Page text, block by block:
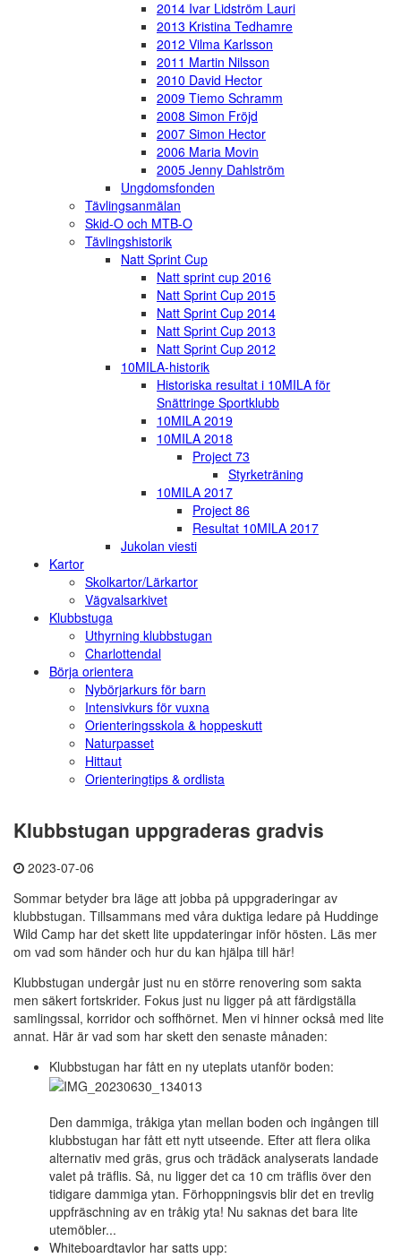
2014 Ivar Lidström Lauri
2013 Kristina Tedhamre
2012 Vilma Karlsson
2011 Martin Nilsson
2010 David Hector
2009 Tiemo Schramm
2008 Simon Fröjd
2007 Simon Hector
2006 Maria Movin
2005 Jenny Dahlström
Ungdomsfonden
Tävlingsanmälan
Skid-O och MTB-O
Tävlingshistorik
Natt Sprint Cup
Natt sprint cup 2016
Natt Sprint Cup 2015
Natt Sprint Cup 2014
Natt Sprint Cup 2013
Natt Sprint Cup 2012
10MILA-historik
Historiska resultat i 10MILA för
Snättringe Sportklubb
10MILA 2019
10MILA 2018
Project 73
Styrketräning
10MILA 2017
Project 86
Resultat 10MILA 2017
Jukolan viesti
Kartor
Skolkartor/Lärkartor
Vägvalsarkivet
Klubbstuga
Uthyrning klubbstugan
Charlottendal
Börja orientera
Nybörjarkurs för barn
Intensivkurs för vuxna
Orienteringsskola & hoppeskutt
Naturpasset
Hittaut
Orienteringtips & ordlista
Klubbstugan uppgraderas gradvis
2023-07-06
Sommar betyder bra läge att jobba på uppgraderingar av
klubbstugan. Tillsammans med våra duktiga ledare på Huddinge
Wild Camp har det skett lite uppdateringar inför hösten. Läs mer
om vad som händer och hur du kan hjälpa till här!
Klubbstugan undergår just nu en större renovering som sakta
men säkert fortskrider. Fokus just nu ligger på att färdigställa
samlingssal, korridor och soffhörnet. Men vi hinner också med lite
annat. Här är vad som har skett den senaste månaden:
Klubbstugan har fått en ny uteplats utanför boden:
Den dammiga, tråkiga ytan mellan boden och ingången till
klubbstugan har fått ett nytt utseende. Efter att flera olika
alternativ med gräs, grus och trädäck analyserats landade
valet på träflis. Så, nu ligger det ca 10 cm träflis över den
tidigare dammiga ytan. Förhoppningsvis blir det en trevlig
uppfräschning av en tråkig yta! Nu saknas det bara lite
utemöbler...
Whiteboardtavlor har satts upp: